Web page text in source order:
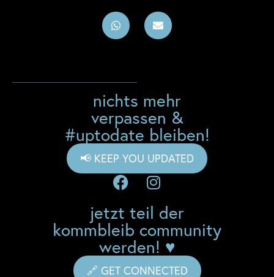
jetzt teil der
kommbleib community
werden! ♥
🔗 GET CONNECTED
nichts mehr
verpassen &
#uptodate bleiben!
📢 KEEP YOU UPDATED